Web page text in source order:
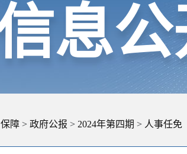
息
障 > 政府公报 > 2024年第四期 > 人事任免